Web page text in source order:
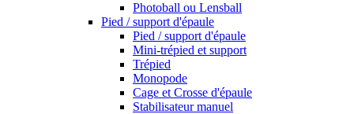
Photoball ou Lensball
Pied / support d'épaule
Pied / support d'épaule
Mini-trépied et support
Trépied
Monopode
Cage et Crosse d'épaule
Stabilisateur manuel